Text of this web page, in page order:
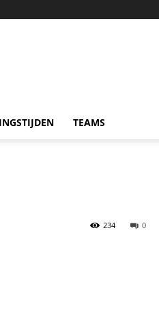
TEAMS
0
234